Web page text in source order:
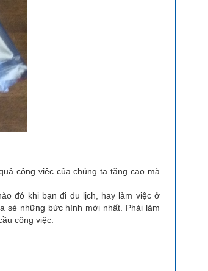
công việc của chúng ta tăng cao mà
đó khi bạn đi du lịch, hay làm việc ở
sẻ những bức hình mới nhất. Phải làm
công việc.